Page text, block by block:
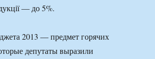
— до 5%.
2013 — предмет горячих
депутаты выразили